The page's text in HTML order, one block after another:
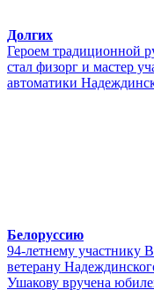
Долгих
Героем традиционной
стал физорг и мастер
автоматики
Белоруссию
​​​​94-летнему участнику
ветерану
Ушакову вручена